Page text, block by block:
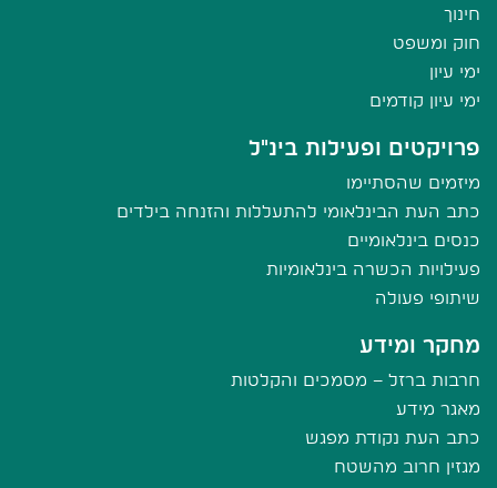
חינוך
חוק ומשפט
ימי עיון
ימי עיון קודמים
פרויקטים ופעילות בינ"ל
מיזמים שהסתיימו
כתב העת הבינלאומי להתעללות והזנחה בילדים
כנסים בינלאומיים
פעילויות הכשרה בינלאומיות
שיתופי פעולה
מחקר ומידע
חרבות ברזל – מסמכים והקלטות
מאגר מידע
כתב העת נקודת מפגש
מגזין חרוב מהשטח